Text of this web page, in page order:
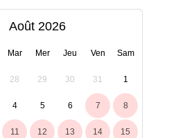
Août 2026
Mar Mer Jeu Ven Sam
28 29 30 31 1
4 5 6 7 8
11 12 13 14 15